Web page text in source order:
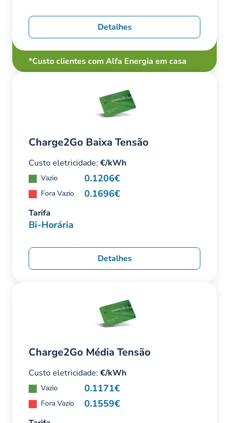
Detalhes
*Custo clientes com Alfa Energia em casa
Charge2Go Baixa Tensão
Custo eletricidade: €/kWh
Vazio 0.1206€
Fora Vazio 0.1696€
Tarifa
Bi-Horária
Detalhes
Charge2Go Média Tensão
Custo eletricidade: €/kWh
Vazio 0.1171€
Fora Vazio 0.1559€